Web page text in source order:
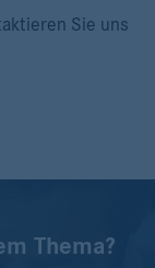
Sie uns
Thema?